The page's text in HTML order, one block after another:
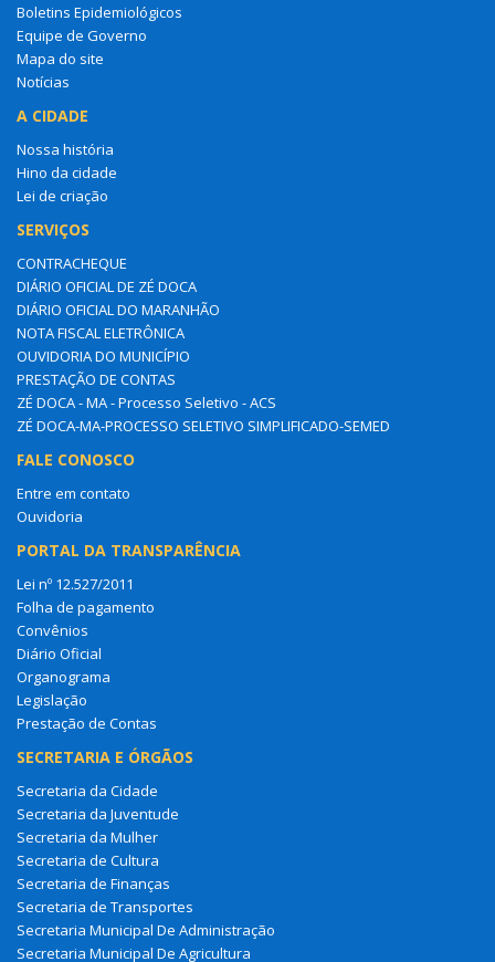
Boletins Epidemiológicos
Equipe de Governo
Mapa do site
Notícias
A CIDADE
Nossa história
Hino da cidade
Lei de criação
SERVIÇOS
CONTRACHEQUE
DIÁRIO OFICIAL DE ZÉ DOCA
DIÁRIO OFICIAL DO MARANHÃO
NOTA FISCAL ELETRÔNICA
OUVIDORIA DO MUNICÍPIO
PRESTAÇÃO DE CONTAS
ZÉ DOCA - MA - Processo Seletivo - ACS
ZÉ DOCA-MA-PROCESSO SELETIVO SIMPLIFICADO-SEMED
FALE CONOSCO
Entre em contato
Ouvidoria
PORTAL DA TRANSPARÊNCIA
Lei nº 12.527/2011
Folha de pagamento
Convênios
Diário Oficial
Organograma
Legislação
Prestação de Contas
SECRETARIA E ÓRGÃOS
Secretaria da Cidade
Secretaria da Juventude
Secretaria da Mulher
Secretaria de Cultura
Secretaria de Finanças
Secretaria de Transportes
Secretaria Municipal De Administração
Secretaria Municipal De Agricultura